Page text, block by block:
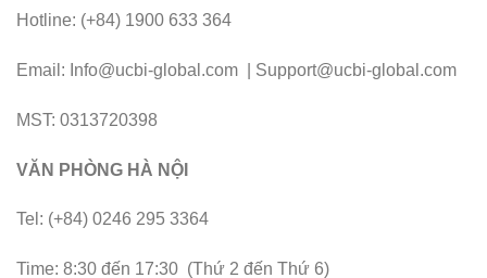
Hotline: (+84) 1900 633 364
Email: Info@ucbi-global.com | Support@ucbi-global.com
MST: 0313720398
VĂN PHÒNG HÀ NỘI
Tel: (+84) 0246 295 3364
Time: 8:30 đến 17:30 (Thứ 2 đến Thứ 6)